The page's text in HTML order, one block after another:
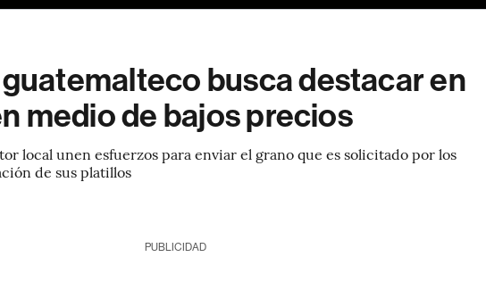
busca destacar en
medio de bajos precios
local unen esfuerzos para enviar el grano que es solicitado por los
de sus platillos
PUBLICIDAD